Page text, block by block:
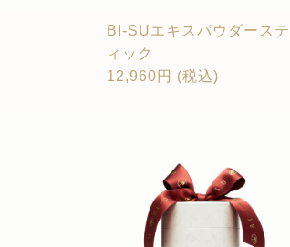
BI-SUエキスパウダーステ
ィック
12,960円 (税込)